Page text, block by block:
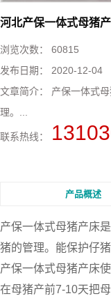
河北产保一体式母猪
浏览次数： 60815
发布日期： 2020-12-04
文章简介： 产保一体式
理。...
联系热线：
产品概述
产保一体式母猪产床
猪的管理。能保护仔
产保一体式母猪产床
在母猪产前7-10天把